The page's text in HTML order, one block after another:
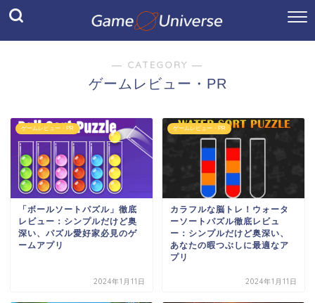
― CATEGORY ―
ゲームレビュー・PR
ゲームレビュー・PR
「ボールソートパズル」徹底
レビュー：シンプルだけど奥
深い、パズル愛好家必見のゲ
ームアプリ
2024年1月11日
ゲームレビュー・PR
カラフルな脳トレ！ウォータ
ーソートパズル徹底レビュ
ー：シンプルだけど奥深い、
あなたの暇つぶしに最適なア
プリ
2024年1月11日